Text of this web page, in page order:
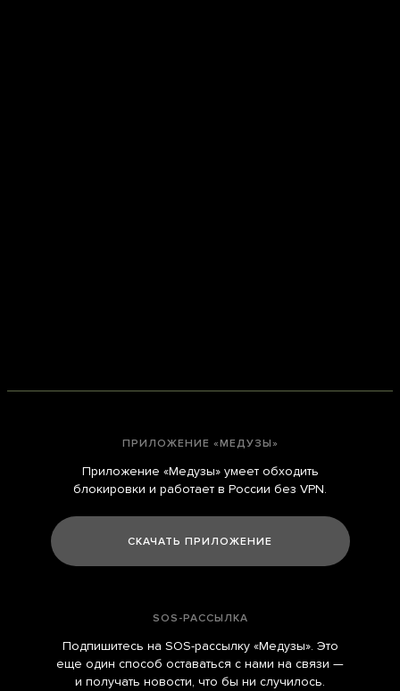
НавигацияПРИЛОЖЕНИЕ «МЕДУЗЫ»
Приложение «Медузы» умеет обходить
блокировки и работает в России без VPN.
СКАЧАТЬ ПРИЛОЖЕНИЕ
SOS-РАССЫЛКА
Подпишитесь на SOS-рассылку«Медузы». Это
еще один способ оставаться с нами на связи —
и получать новости, что бы ни случилось.